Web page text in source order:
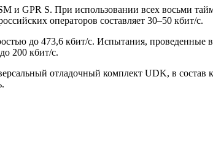
GPR S. При использовании всех восьми
операторов составляет 30–50 кбит/с.
до 473,6 кбит/с. Испытания,
200 кбит/с.
отладочный комплект UDK, в